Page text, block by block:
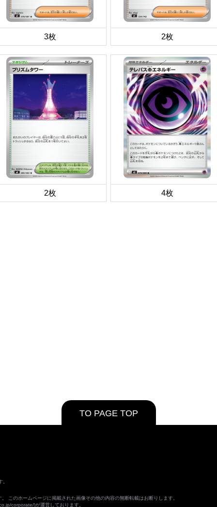
3枚 2枚
2枚 4枚
TO PAGE TOP
このホームページに掲載された画像その他の内容の無断転載はお断りします。
corporate/)が運営しております。